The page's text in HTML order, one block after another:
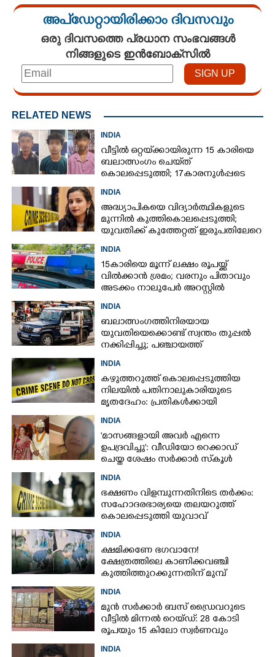
അപ്ഡേറ്റായിരിക്കാം ദിവസവും
ഒരു ദിവസത്തെ പ്രധാന സംഭവങ്ങൾ
നിങ്ങളുടെ ഇൻബോക്സിൽ
RELATED NEWS
INDIA
വീട്ടിൽ ഒറ്റയ്‌ക്കായിരുന്ന 15 കാരിയെ
ബലാത്സംഗം ചെയ്‌ത്
കൊലപ്പെടുത്തി; 17കാരനുൾപ്പടെ
INDIA
അദ്ധ്യാപികയെ വിദ്യാർത്ഥികളുടെ
മുന്നിൽ കുത്തികൊലപ്പെടുത്തി;
യുവതിക്ക് കുത്തേറ്റത് ഇരുപതിലേറെ
INDIA
15കാരിയെ മൂന്ന് ലക്ഷം രൂപയ്ക്ക്
വിൽക്കാൻ ശ്രമം; വരനും പിതാവും
അടക്കം നാലുപേർ അറസ്റ്റിൽ
INDIA
ബലാത്സംഗത്തിനിരയായ
യുവതിയെക്കൊണ്ട് സ്വന്തം തുപ്പൽ
നക്കിപ്പിച്ചു; പഞ്ചായത്ത്
പൊലീസ്‌
INDIA
കഴുത്തറുത്ത് കൊലപ്പെടുത്തിയ
നിലയിൽ പതിനാലുകാരിയുടെ
മൃതദേഹം: പ്രതികൾക്കായി
INDIA
'മാസങ്ങളായി അവർ എന്നെ
ഉപദ്രവിച്ചു': വീഡിയോ റെക്കാഡ്
ചെയ്ത ശേഷം സർക്കാർ സ്‌കൂൾ
INDIA
ഭക്ഷണം വിളമ്പുന്നതിനിടെ തർക്കം:
സഹോദരഭാര്യയെ തലയറുത്ത്
കൊലപ്പെടുത്തി യുവാവ്
INDIA
ക്ഷമിക്കണേ ഭഗവാനേ!
ക്ഷേത്രത്തിലെ കാണിക്കവഞ്ചി
കുത്തിത്തുറക്കുന്നതിന് മുമ്പ്
INDIA
മുൻ സർക്കാർ ബസ് ഡ്രൈവറുടെ
വീട്ടിൽ മിന്നൽ റെയ്ഡ്: 28 കോടി
രൂപയും 15 കിലോ സ്വർണവും
INDIA